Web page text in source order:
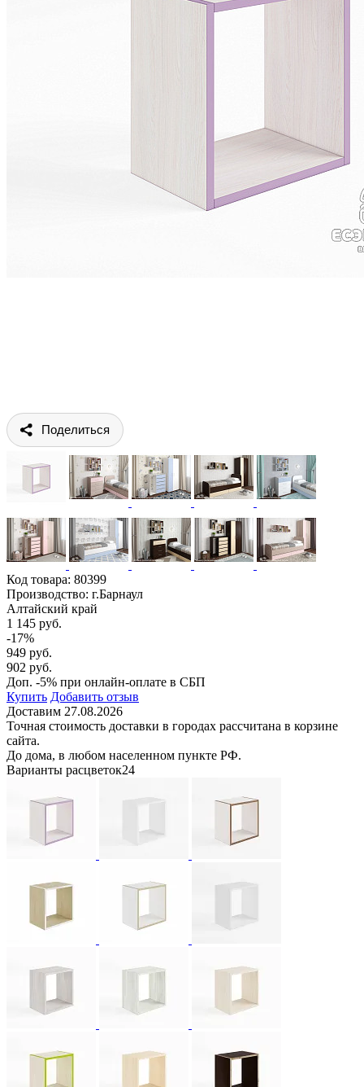
Поделиться
Код товара: 80399
Производство: г.Барнаул
Алтайский край
1 145 руб.
-17%
949 руб.
902 руб.
Доп. -5% при онлайн-оплате в СБП
Купить Добавить отзыв
Доставим 27.08.2026
Точная стоимость доставки в городах рассчитана в корзине
сайта.
До дома, в любом населенном пункте РФ.
Варианты расцветок24